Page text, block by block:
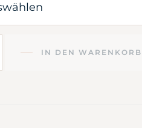
IN DEN WARENKORB